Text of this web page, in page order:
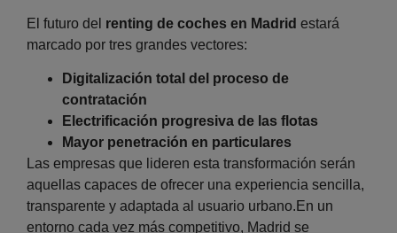
El futuro del renting de coches en Madrid estará
marcado por tres grandes vectores:
Digitalización total del proceso de
contratación
Electrificación progresiva de las flotas
Mayor penetración en particulares
Las empresas que lideren esta transformación serán
aquellas capaces de ofrecer una experiencia sencilla,
transparente y adaptada al usuario urbano.En un
entorno cada vez más competitivo, Madrid se